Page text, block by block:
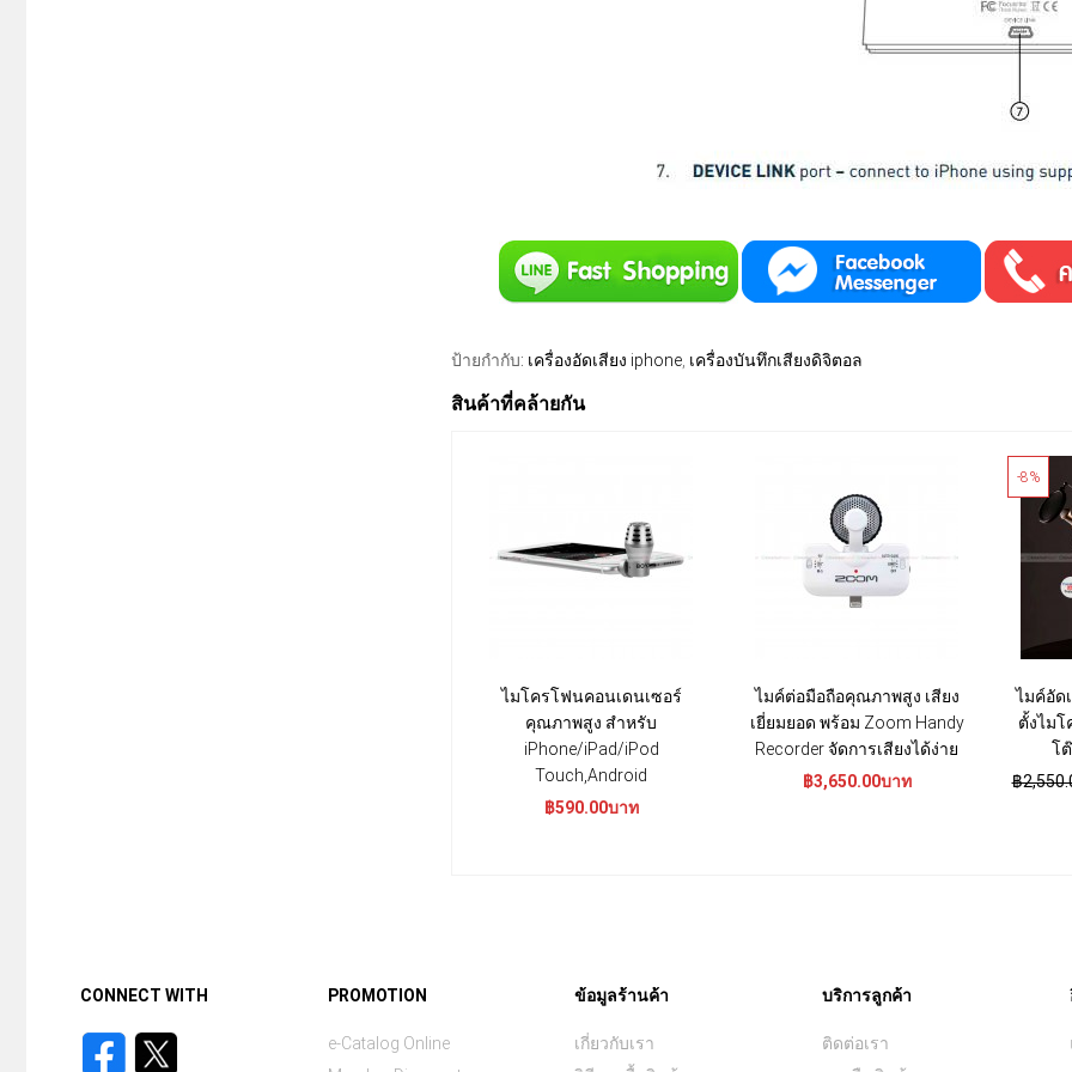
ป้ายกำกับ: เครื่องอัดเสียง iphone เครื่องบันทึกเสียงดิจิตอล
สินค้าที่คล้ายกัน
ไมโครโฟนคอนเดนเซอร์
คุณภาพสูง สำหรับ
iPhone/iPad/iPod
Touch,Android
฿590.00บาท
ไมค์ต่อมือถือคุณภาพสูง เสียง
เยี่ยมยอด พร้อม Zoom Handy
Recorder จัดการเสียงได้ง่าย
฿3,650.00บาท
-8%
ไมค์อัด
ตั้งไม
โ
฿
CONNECT WITH PROMOTION
e-Catalog Online
ข้อมูลร้านค้า
เกี่ยวกับเรา
บริการลูกค้า
ติดต่อเรา